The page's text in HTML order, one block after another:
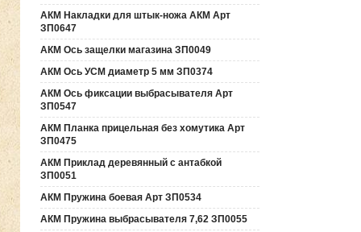
АКМ Накладки для штык-ножа АКМ Арт
ЗП0647
АКМ Ось защелки магазина ЗП0049
АКМ Ось УСМ диаметр 5 мм ЗП0374
АКМ Ось фиксации выбрасывателя Арт
ЗП0547
АКМ Планка прицельная без хомутика Арт
ЗП0475
АКМ Приклад деревянный с антабкой
ЗП0051
АКМ Пружина боевая Арт ЗП0534
АКМ Пружина выбрасывателя 7,62 ЗП0055